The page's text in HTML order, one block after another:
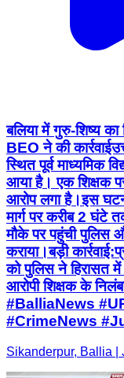
बलिया में गुरु-शिष्य का
BEO ने की कार्रवाई
स्थित पूर्व माध्यमिक
आया है। एक शिक्षक
आरोप लगा है। ​इस
मार्ग पर करीब 2 घंटे
मौके पर पहुंची पुलिस
कराया। ​बड़ी
को पुलिस ने हिरासत
आरोपी शिक्षक के
#BalliaNews
#CrimeNews
Sikanderpur, Ballia |